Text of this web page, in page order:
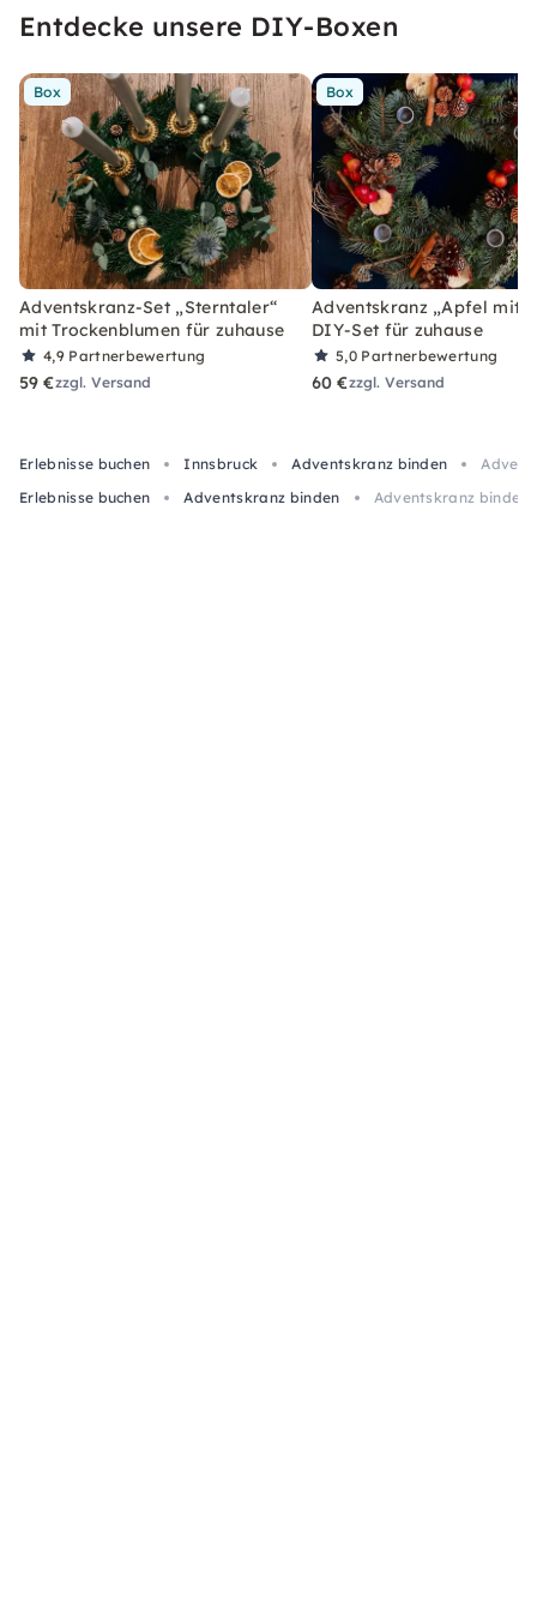
Entdecke unsere DIY-Boxen
Box
Adventskranz-Set „Sterntaler“
mit Trockenblumen für zuhause
4,9 Partnerbewertung
59 €zzgl. Versand
Box
Adventskranz „Apfel mit
DIY-Set für zuhause
5,0 Partnerbewertung
60 €zzgl. Versand
Erlebnisse buchen Innsbruck Adventskranz binden
Erlebnisse buchen
Adventskranz binden Adventskranz binden